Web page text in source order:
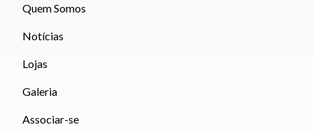
Quem Somos
Notícias
Lojas
Galeria
Associar-se